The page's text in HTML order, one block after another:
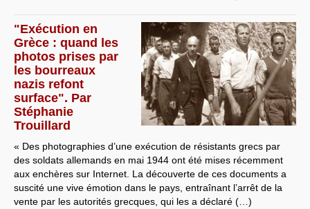
"Exécution en
Grèce : quand les
photos prises par
les bourreaux
nazis refont
surface". Par
Stéphanie
Trouillard
« Des photographies d’une exécution de résistants grecs par
des soldats allemands en mai 1944 ont été mises récemment
aux enchères sur Internet. La découverte de ces documents a
suscité une vive émotion dans le pays, entraînant l’arrêt de la
vente par les autorités grecques, qui les a déclaré (…)